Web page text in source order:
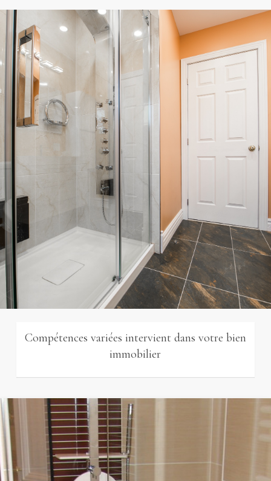
Compétences variées intervient dans votre bien
immobilier